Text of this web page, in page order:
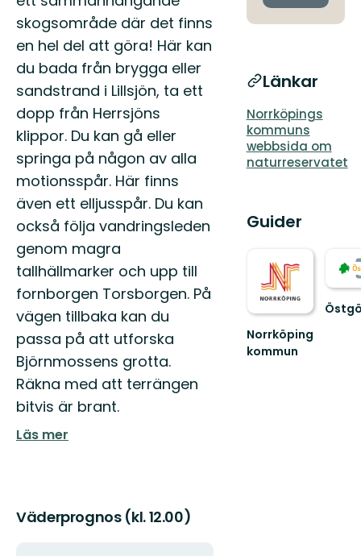
skogsområde där det finns
en hel del att göra! Här kan
du bada från brygga eller
sandstrand i Lillsjön, ta ett
dopp från Herrsjöns
klippor. Du kan gå eller
springa på någon av alla
motionsspår. Här finns
även ett elljusspår. Du kan
också följa vandringsleden
genom magra
tallhällmarker och upp till
fornborgen Torsborgen. På
vägen tillbaka kan du
passa på att utforska
Björnmossens grotta.
Räkna med att terrängen
bitvis är brant.
Läs mer
Väderprognos (kl. 12.00)
Länkar
Norrköpings
kommuns
webbsida om
naturreservatet
Guider
Norrköping
kommun